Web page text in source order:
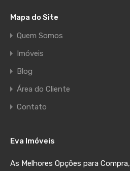
Mapa do Site
Quem Somos
Imóveis
Blog
Área do Cliente
Contato
Eva Imóveis
As Melhores Opções para